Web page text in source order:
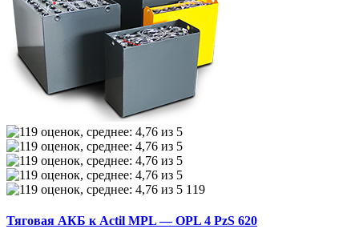
119
Тяговая АКБ к Actil MPL — OPL 4 PzS 620